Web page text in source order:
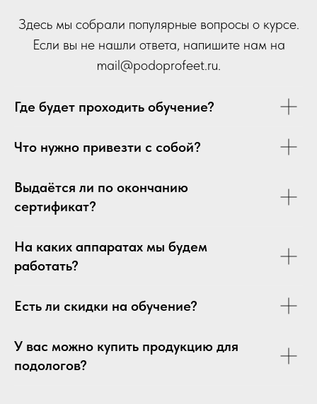
Здесь мы собрали популярные вопросы о курсе.
Если вы не нашли ответа, напишите нам на
mail@podoprofeet.ru.
Где будет проходить обучение?
Что нужно привезти с собой?
Выдаётся ли по окончанию
сертификат?
На каких аппаратах мы будем
работать?
Есть ли скидки на обучение?
У вас можно купить продукцию для
подологов?